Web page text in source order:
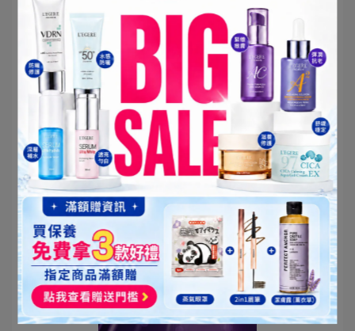
【公告】本島宅配免運門檻調
整說明（2026/3/1 起生效）
2026-02-26